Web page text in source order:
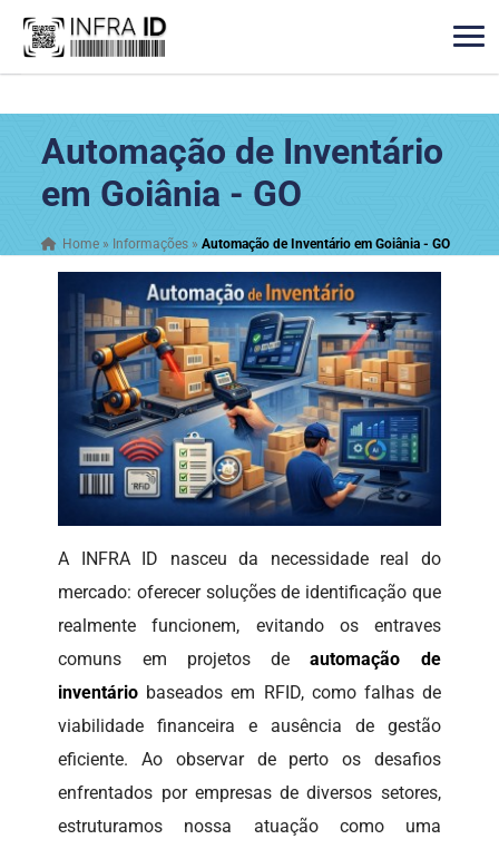
Automação de Inventário
em Goiânia - GO
Home » Informações »Automação de Inventário em Goiânia - GO
A INFRA ID nasceu da necessidade real do
mercado: oferecer soluções de identificação que
realmente funcionem, evitando os entraves
comuns em projetos deautomação de
inventário baseados em RFID, como falhas de
viabilidade financeira e ausência de gestão
eficiente. Ao observar de perto os desafios
enfrentados por empresas de diversos setores,
estruturamos nossa atuação como uma